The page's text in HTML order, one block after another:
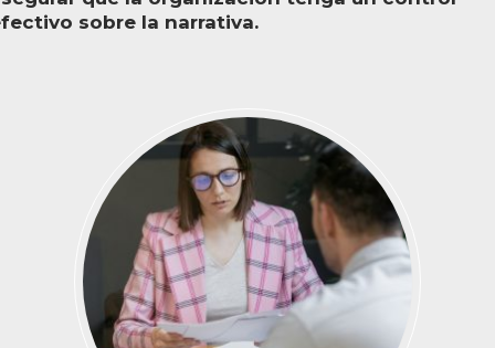
sobre la narrativa.